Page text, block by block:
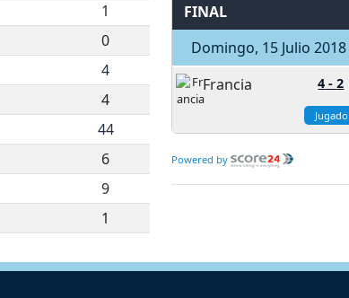
1
0
4
4
44
6
9
1
FINAL
Domingo, 15 Julio 2018
Francia
4 -2
Jugado
Powered by